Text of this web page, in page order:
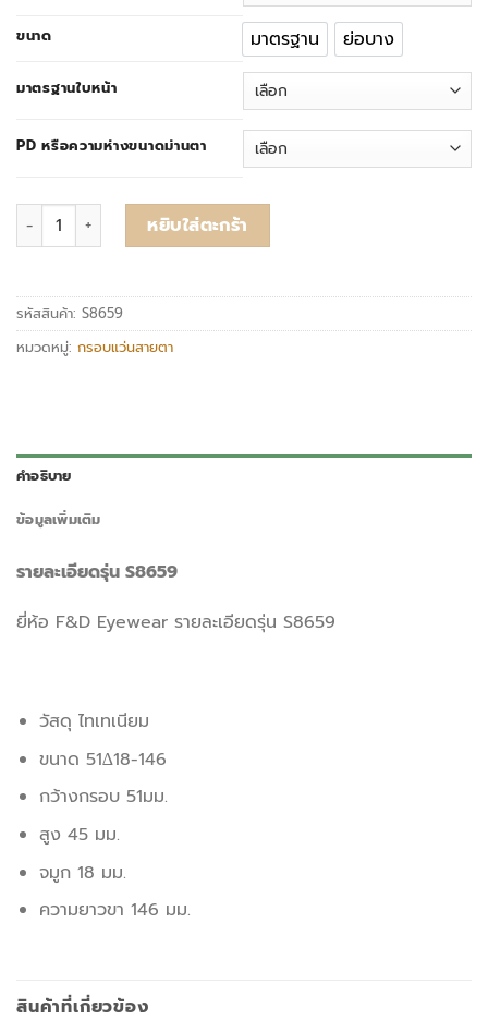
ขนาด มาตรฐาน
มาตรฐานย่อบาง
ย่อบาง
มาตรฐานใบหน้า
PD หรือความห่างขนาดม่านตา
จำนวน ยี่ห้อ F&D Eyewear รายละเอียดรุ่น S8659 ชิ้น
หยิบใส่ตะกร้า
รหัสสินค้า: S8659
หมวดหมู่: กรอบแว่นสายตา
คำอธิบาย
ข้อมูลเพิ่มเติม
รายละเอียดรุ่น S8659
ยี่ห้อ F&D Eyewear รายละเอียดรุ่น S8659
วัสดุ ไทเทเนียม
ขนาด 51∆18-146
กว้างกรอบ 51มม.
สูง 45 มม.
จมูก 18 มม.
ความยาวขา 146 มม.
สินค้าที่เกี่ยวข้อง